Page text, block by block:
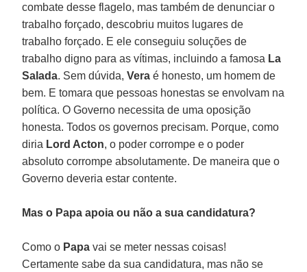
combate desse flagelo, mas também de denunciar o
trabalho forçado, descobriu muitos lugares de
trabalho forçado. E ele conseguiu soluções de
trabalho digno para as vítimas, incluindo a famosa La
Salada. Sem dúvida,Vera é honesto, um homem de
bem. E tomara que pessoas honestas se envolvam na
política. O Governo necessita de uma oposição
honesta. Todos os governos precisam. Porque, como
diria Lord Acton, o poder corrompe e o poder
absoluto corrompe absolutamente. De maneira que o
Governo deveria estar contente.
Mas o Papa apoia ou não a sua candidatura?
Como o Papa vai se meter nessas coisas!
Certamente sabe da sua candidatura, mas não se